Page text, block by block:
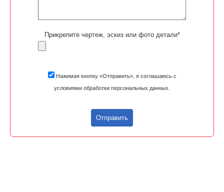
Прикрепите чертеж, эскиз или фото детали*
Нажимая кнопку «Отправить», я соглашаюсь с
условиями обработки персональных данных.
Отправить